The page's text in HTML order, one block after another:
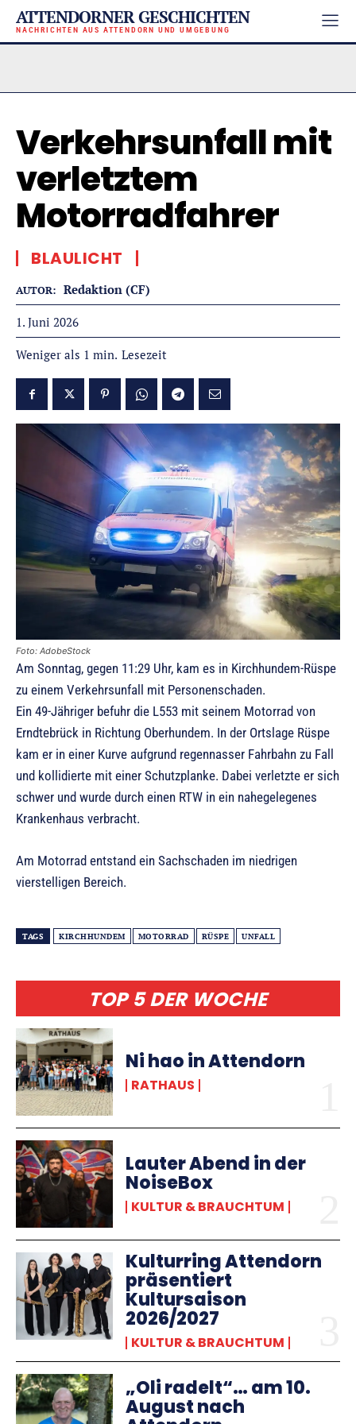
ATTENDORNER GESCHICHTEN
NACHRICHTEN AUS ATTENDORN UND UMGEBUNG
TOP 5 DER WOCHE
Ni hao in Attendorn
RATHAUS
Lauter Abend in der
NoiseBox
KULTUR & BRAUCHTUM
Kulturring Attendorn
präsentiert
Kultursaison
2026/2027
KULTUR & BRAUCHTUM
„Oli radelt“… am 10.
August nach
Verkehrsunfall mit
verletztem
Motorradfahrer
BLAULICHT
AUTOR: Redaktion (CF)
1. Juni 2026
Weniger als 1 min. Lesezeit
Foto: AdobeStock
Am Sonntag, gegen 11:29 Uhr, kam es in Kirchhundem-Rüspe
zu einem Verkehrsunfall mit Personenschaden.
Ein 49-Jähriger befuhr die L553 mit seinem Motorrad von
Erndtebrück in Richtung Oberhundem. In der Ortslage Rüspe
kam er in einer Kurve aufgrund regennasser Fahrbahn zu Fall
und kollidierte mit einer Schutzplanke. Dabei verletzte er sich
schwer und wurde durch einen RTW in ein nahegelegenes
Krankenhaus verbracht.
Am Motorrad entstand ein Sachschaden im niedrigen
vierstelligen Bereich.
TAGS KIRCHHUNDEM MOTORRAD RÜSPE UNFALL